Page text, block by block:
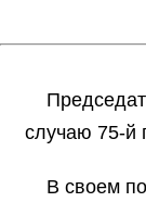
случаю 75-й
В своем